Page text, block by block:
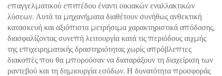
επαγγελματικού επιπέδου έναντι οικιακών εναλλακτικών
λύσεων. Αυτά τα μηχανήματα διαθέτουν συνήθως ανθεκτική
κατασκευή και αξιόπιστα μετρήσιμα χαρακτηριστικά απόδοσης,
διασφαλίζοντας συνεπή λειτουργία κατά τις περιόδους αιχμής
της επιχειρηματικής δραστηριότητας χωρίς απρόβλεπτες
διακοπές που θα μπορούσαν να διαταράξουν τη διαχείριση των
ραντεβού και τη δημιουργία εσόδων. Η δυνατότητα προσφοράς